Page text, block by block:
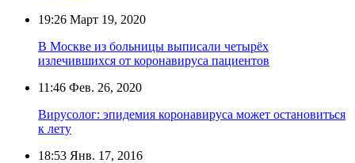
19:26 Март 19, 2020
В Москве из больницы выписали четырёх
излечившихся от коронавируса пациентов
11:46 Фев. 26, 2020
Вирусолог: эпидемия коронавируса может остановиться
к лету
18:53 Янв. 17, 2016